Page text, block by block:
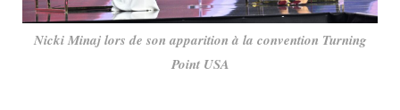
Nicki Minaj lors de son apparition à la convention Turning
Point USA